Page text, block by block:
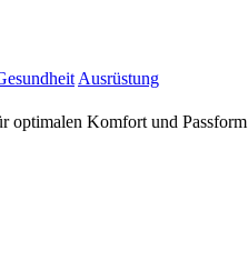
Ausrüstung
optimalen Komfort und Passform